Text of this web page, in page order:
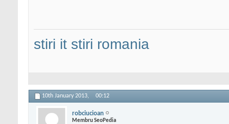
stiri it stiri romania
10th January 2013, 00:12
robciucioan
Membru SeoPedia